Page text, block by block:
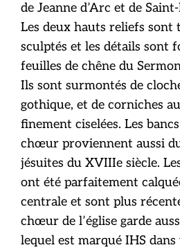
de Jeanne d’Arc et de
Les deux hauts reliefs sont
sculptés et les détails sont
feuilles de chêne du
Ils sont surmontés de
gothique, et de corniches
finement ciselées. Les
chœur proviennent aussi
jésuites du XVIIIe siècle.
ont été parfaitement
centrale et sont plus
chœur de l’église garde
lequel est marqué IHS